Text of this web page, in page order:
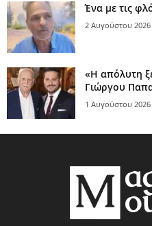
Ένα με τις
2 Αυγούστου 2026
«Η απόλυτη
Γιώργου
1 Αυγούστου 2026